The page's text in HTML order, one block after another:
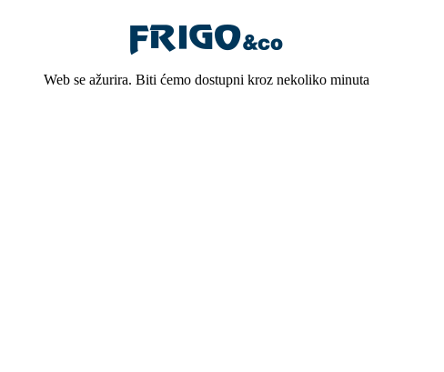
Web se ažurira. Biti ćemo dostupni kroz nekoliko minuta